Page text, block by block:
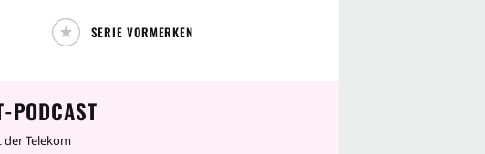
SERIE VORMERKEN
PODCAST
Telekom